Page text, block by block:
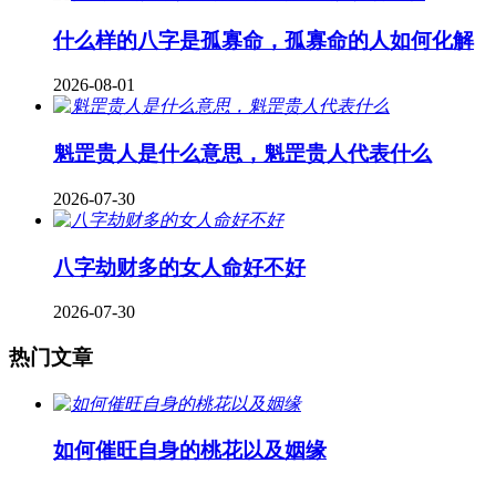
什么样的八字是孤寡命，孤寡命的人如何化解
2026-08-01
魁罡贵人是什么意思，魁罡贵人代表什么
2026-07-30
八字劫财多的女人命好不好
2026-07-30
热门文章
如何催旺自身的桃花以及姻缘